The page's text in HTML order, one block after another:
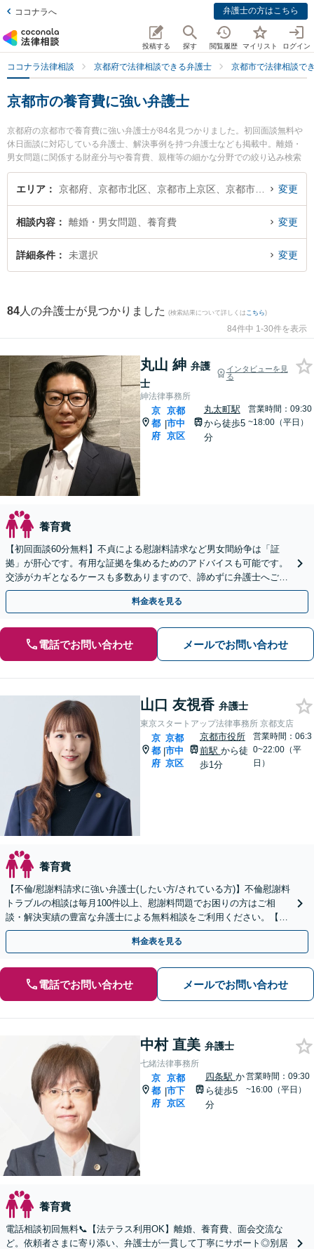
ココナラへ 弁護士の方はこちら
投稿する 探す 閲覧履歴 マイリスト ログイン
ココナラ法律相談 京都府で法律相談できる弁護士 京都市で法律相談で
京都市の養育費に強い弁護士
京都府の京都市で養育費に強い弁護士が84名見つかりました。初回面談無料や
休日面談に対応している弁護士、解決事例を持つ弁護士なども掲載中。離婚・
男女問題に関係する財産分与や養育費、親権等の細かな分野での絞り込み検索
もでき便利です。特に紳法律事務所の丸山 紳弁護士や東京スタートアップ法律
事務所 京都支店の山口 友視香弁護士、七緒法律事務所の中村 直美弁護士のプ
のトラブル解決の実績豊富な近くの弁護士を検索したい』『初回相談無料で養
育費を法律相談できる京都市内の弁護士に相談予約したい』などでお困りの相
談者さんにおすすめです。
エリア 変更
相談内容 離婚・男女問題、養育費 変更
詳細条件 未選択 変更
84 人の弁護士が見つかりました (検索結果について詳しくは こちら)
84件中 1-30件を表示
丸山 紳 弁護
士
インタビューを見
る
紳法律事務所
京
都
府
|
京都
市中
京区
丸太町駅
から徒歩5
分
営業時間：09:30
~18:00（平日）
養育費
【初回面談60分無料】不貞による慰謝料請求など男女間紛争は「証
拠」が肝心です。有用な証拠を集めるためのアドバイスも可能です。
交渉がカギとなるケースも多数ありますので、諦めずに弁護士へご相
談ください【丸太町駅5分】【完全個室】【子連れ相談可】
料金表を見る
電話でお問い合わせ メールでお問い合わせ
山口 友視香 弁護士
東京スタートアップ法律事務所 京都支店
京
都
府
|
京都
市中
京区
京都市役所
前駅 から徒
歩1分
営業時間：06:3
0~22:00（平
日）
養育費
【不倫/慰謝料請求に強い弁護士(したい方/されている方)】不倫慰謝料
トラブルの相談は毎月100件以上、慰謝料問題でお困りの方はご相
談・解決実績の豊富な弁護士による無料相談をご利用ください。【不
倫相談は初回0円】【京都府全域対応】
料金表を見る
電話でお問い合わせ メールでお問い合わせ
中村 直美 弁護士
七緒法律事務所
京
都
府
|
京都
市下
京区
四条駅 か
ら徒歩5
分
営業時間：09:30
~16:00（平日）
養育費
電話相談初回無料📞【法テラス利用OK】離婚、養育費、面会交流な
ど。依頼者さまに寄り添い、弁護士が一貫して丁寧にサポート◎別居